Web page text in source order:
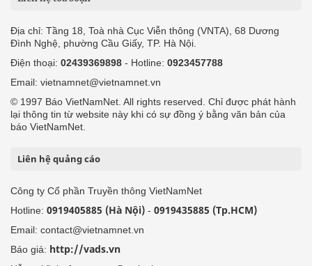
Địa chỉ: Tầng 18, Toà nhà Cục Viễn thông (VNTA), 68 Dương
Đình Nghệ, phường Cầu Giấy, TP. Hà Nội.
Điện thoại: 02439369898 - Hotline: 0923457788
Email: vietnamnet@vietnamnet.vn
© 1997 Báo VietNamNet. All rights reserved. Chỉ được phát hành
lại thông tin từ website này khi có sự đồng ý bằng văn bản của
báo VietNamNet.
Liên hệ quảng cáo
Công ty Cổ phần Truyền thông VietNamNet
Hotline: 0919405885 (Hà Nội) - 0919435885 (Tp.HCM)
Email: contact@vietnamnet.vn
Báo giá: http://vads.vn